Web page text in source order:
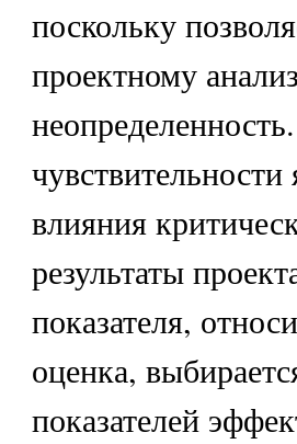
поскольку
проектному
чувствительности
влияния
результаты
показателя,
оценка,
показателей